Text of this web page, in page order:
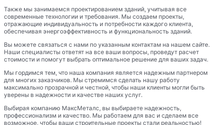
Также мы занимаемся проектированием зданий, учитывая все
современные технологии и требования. Мы создаем проекты,
отражающие индивидуальность и потребности каждого клиента,
обеспечивая энергоэффективность и функциональность зданий.
Вы можете связаться с нами по указанным контактам на нашем сайте.
Наши специалисты ответят на все ваши вопросы, проведут расчет
стоимости и помогут выбрать оптимальное решение для ваших задач.
Мы гордимся тем, что наша компания является надежным партнером
для многих заказчиков. Мы стремимся сделать нашу работу
максимально прозрачной и честной, чтобы наши клиенты могли быть
уверены в надежности и качестве наших услуг.
Выбирая компанию МаксМеталс, вы выбираете надежность,
профессионализм и качество. Мы работаем для вас и сделаем все
возможное, чтобы ваши строительные проекты стали реальностью!